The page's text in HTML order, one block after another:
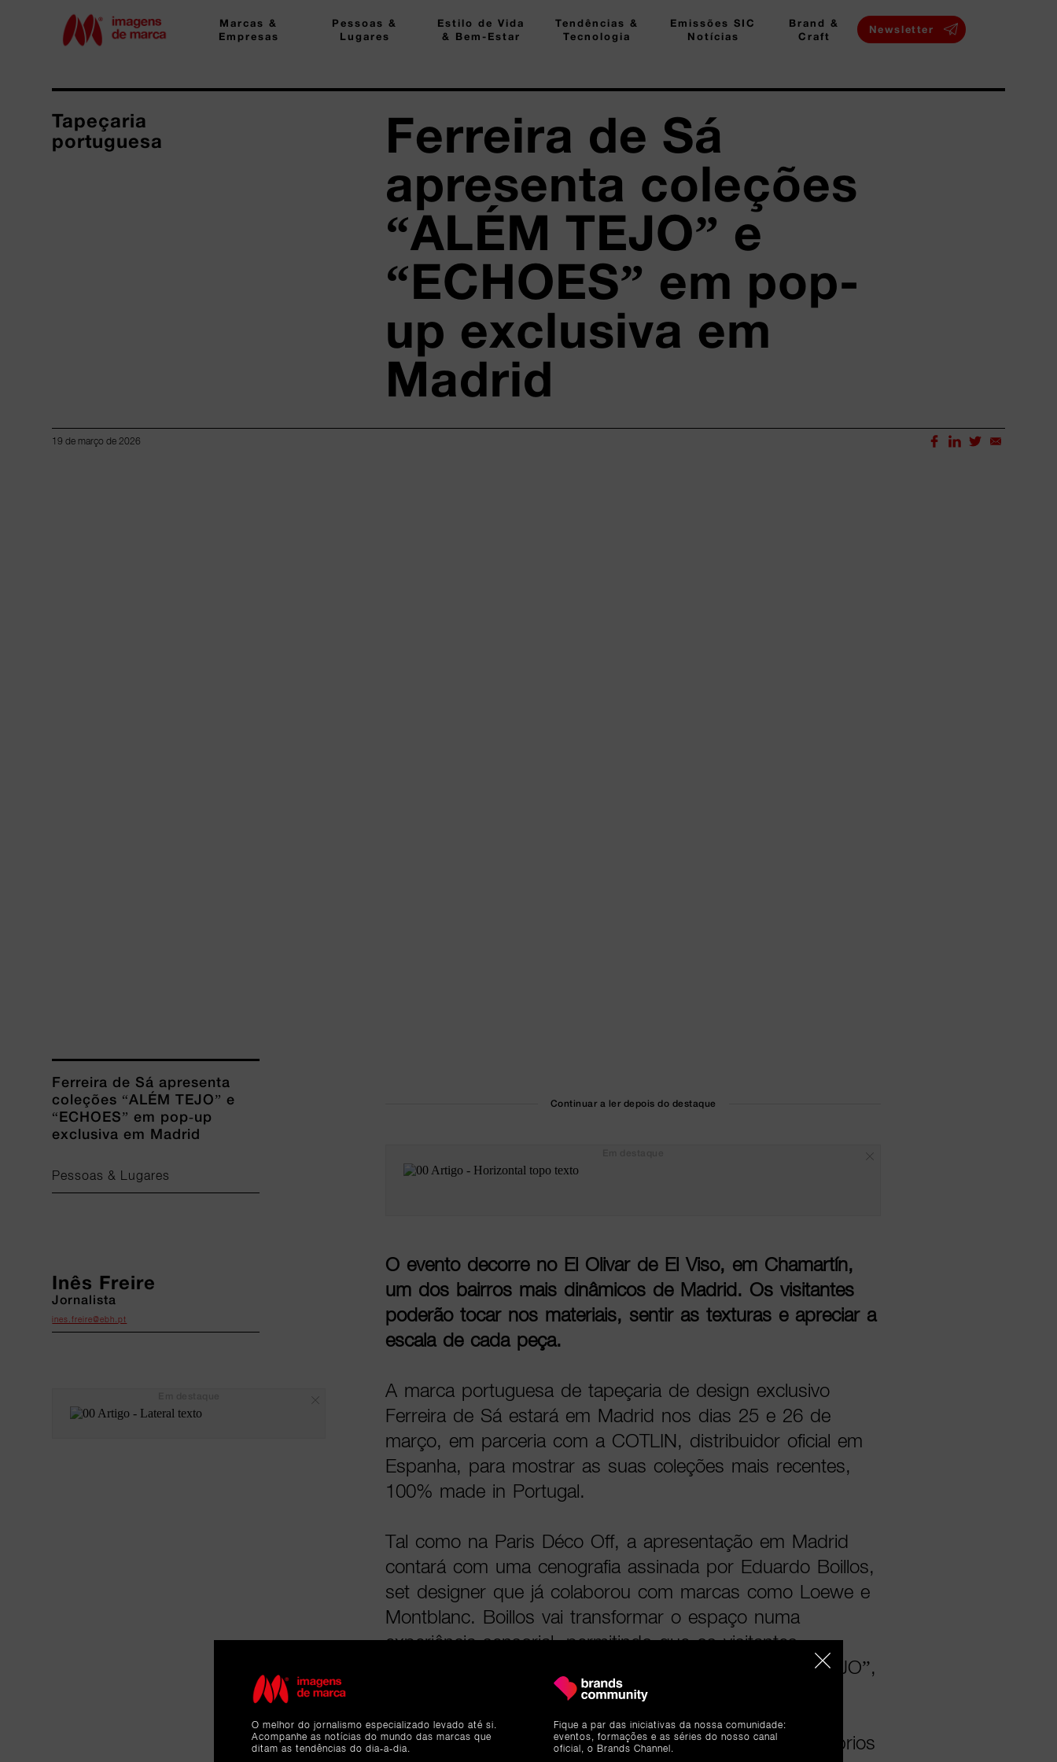
Marcas &
Empresas
Pessoas &
Lugares
Estilo de Vida
& Bem-Estar
Tendências &
Tecnologia
Emissões SIC
Notícias
Brand &
Craft
Newsletter
Tapeçaria
portuguesa
Ferreira de Sá
apresenta coleções
“ALÉM TEJO” e
“ECHOES” em pop-
up exclusiva em
Madrid
19 de março de 2026
Ferreira de Sá apresenta
coleções “ALÉM TEJO” e
“ECHOES” em pop-up
exclusiva em Madrid
Pessoas & Lugares
Inês Freire
Jornalista
ines.freire@ebh.pt
Continuar a ler depois do destaque
O evento decorre no El Olivar de El Viso, em Chamartín,
um dos bairros mais dinâmicos de Madrid. Os visitantes
poderão tocar nos materiais, sentir as texturas e apreciar a
escala de cada peça.
A marca portuguesa de tapeçaria de design exclusivo
Ferreira de Sá estará em Madrid nos dias 25 e 26 de
março, em parceria com a COTLIN, distribuidor oficial em
Espanha, para mostrar as suas coleções mais recentes,
100% made in Portugal.
Tal como na Paris Déco Off, a apresentação em Madrid
contará com uma cenografia assinada por Eduardo Boillos,
set designer que já colaborou com marcas como Loewe e
Montblanc. Boillos vai transformar o espaço numa
experiência sensorial, permitindo que os visitantes
mergulhem na narrativa das duas coleções: “ALÉM TEJO”,
no interior, e “ECHOES”, no exterior.
“Estamos cada vez mais a apostar em momentos próprios
O melhor do jornalismo especializado levado até si.
Acompanhe as notícias do mundo das marcas que
ditam as tendências do dia-a-dia.
Fique a par das iniciativas da nossa comunidade:
eventos, formações e as séries do nosso canal
oficial, o Brands Channel.